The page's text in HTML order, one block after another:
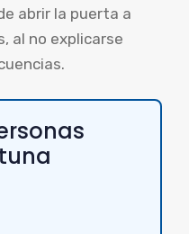
abrir la puerta a
al no explicarse